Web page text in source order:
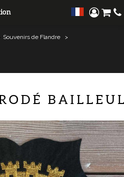
Souvenirs de Flandre >